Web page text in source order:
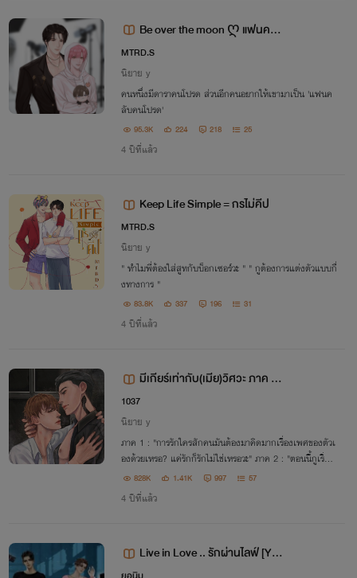
Be over the moon ღ แฟนคลับ
คนโปรด
MTRD.S
นิยาย y
คนหนึ่งมีดาราคนโปรด ส่วนอีกคนอยากให้เขามาเป็น 'แฟนค
ลับคนโปรด'
95.3K 224 218 25
4 ปีที่แล้ว
Keep Life Simple = กรไม่คีป
MTRD.S
นิยาย y
" ทำไมพี่ต้องใส่สูทกับบ็อกเซอร์วะ " " กูต้องการแต่งตัวแบบกึ่
งทางการ "
83.8K 337 196 31
4 ปีที่แล้ว
มีเกียร์เท่ากับ(เมีย)วิศวะ ภาค 1-
2 ถึงคนที่ผมรัก
1037
นิยาย y
ภาค 1 : "การรักใครสักคนมันต้องมาคิดมากเรื่องเพศของตัวเ
องด้วยเหรอ? แค่รักก็รักไม่ใช่เหรอวะ" ภาค 2 : "ตอนนี้กูเริ่มไ
ม่มั่นใจแล้ว ว่ากูเข้าไปเป็นตัวอะไรในชีวิตเขา"
828K 1.41K 997 57
4 ปีที่แล้ว
Live in Love .. รักผ่านไลฟ์ [Yao
i, Boy's love]